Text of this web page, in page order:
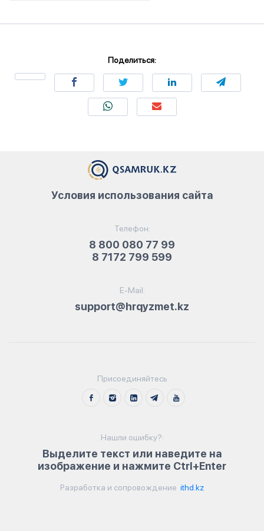
Поделиться:
Телефон:
8 800 080 77 99
8 7172 799 599
E-Mail:
support@hrqyzmet.kz
Условия использования сайта
Присоединяйтесь
Нашли ошибку?:
Выделите текст или наведите на
изображение и нажмите Ctrl+Enter
Разработка и сопровождение ithd.kz